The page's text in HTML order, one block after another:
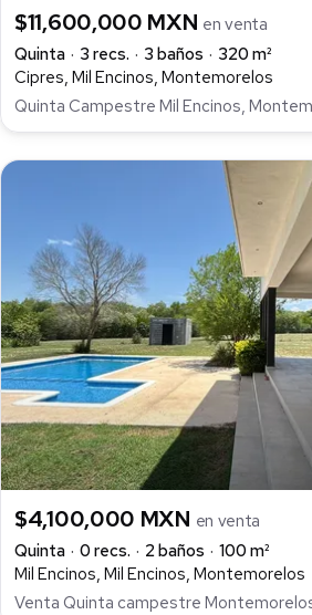
$11,600,000 MXN en venta
Quinta
3 recs. 3 baños
320 m²
Cipres, Mil Encinos, Montemorelos
Quinta Campestre Mil Encinos,
$4,100,000 MXN en venta
Quinta
0 recs. 2 baños
100 m²
Mil Encinos, Mil Encinos, Montemorelos
Venta Quinta campestre